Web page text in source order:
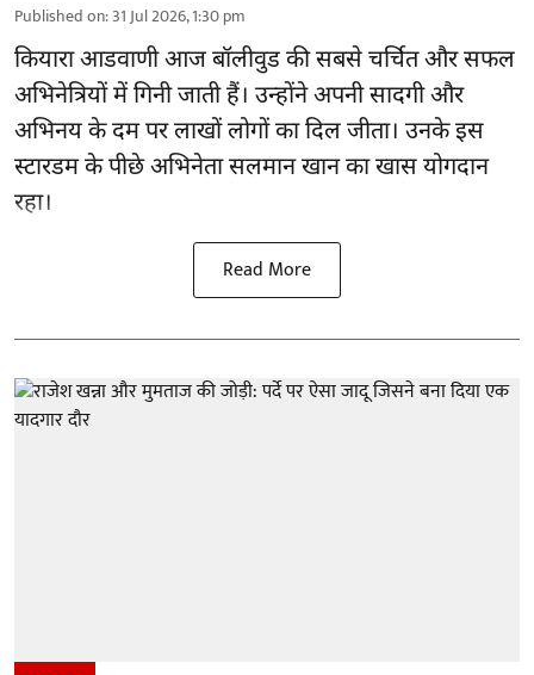
Published on:31 Jul 2026, 1:30 pm
कियारा आडवाणी आज बॉलीवुड की सबसे चर्चित और सफल
अभिनेत्रियों में गिनी जाती हैं। उन्होंने अपनी सादगी और
अभिनय के दम पर लाखों लोगों का दिल जीता। उनके इस
स्टारडम के पीछे अभिनेता सलमान खान का खास योगदान
रहा।
Read More